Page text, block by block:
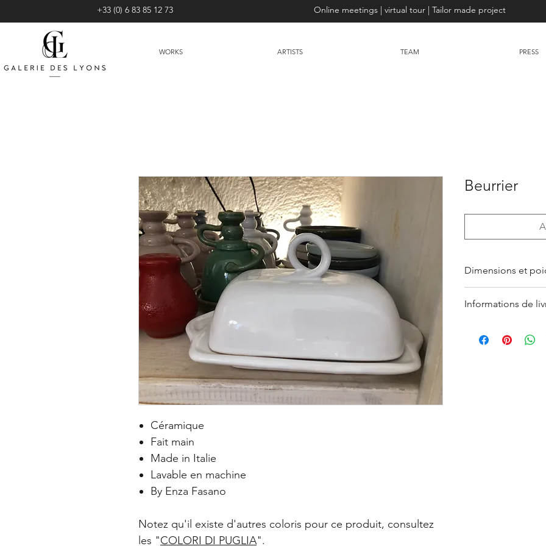
+33 (0) 6 83 85 12 73 Online meetings | virtual tour | Tailor made project
WORKS ARTISTS TEAM PRESS
Céramique
Fait main
Made in Italie
Lavable en machine
By Enza Fasano
Notez qu'il existe d'autres coloris pour ce produit, consultez
les "COLORI DI PUGLIA".
Beurrier
Dimensions et
Moyen
de la fabrication
Informations de
pas disponible en